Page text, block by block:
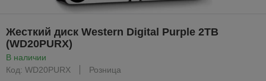
Жесткий диск Western Digital Purple 2TB
(WD20PURX)
В наличии
Код: WD20PURX
Розница